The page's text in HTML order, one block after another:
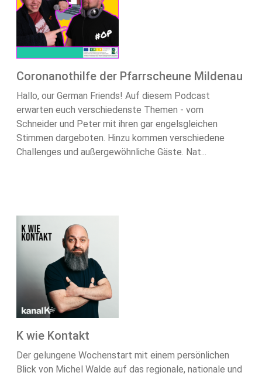
Coronanothilfe der Pfarrscheune Mildenau
Hallo, our German Friends! Auf diesem Podcast
erwarten euch verschiedenste Themen - vom
Schneider und Peter mit ihren gar engelsgleichen
Stimmen dargeboten. Hinzu kommen verschiedene
Challenges und außergewöhnliche Gäste. Nat...
K wie Kontakt
Der gelungene Wochenstart mit einem persönlichen
Blick von Michel Walde auf das regionale, nationale und